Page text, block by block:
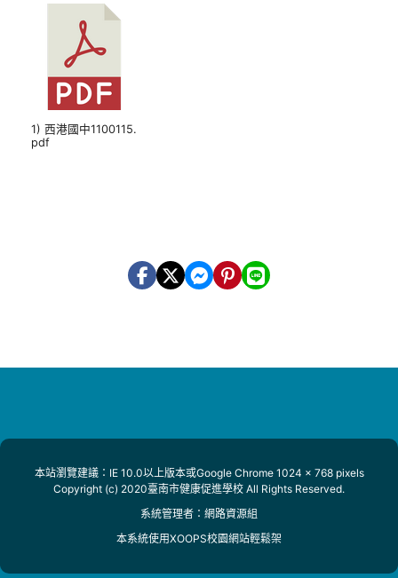
1) 西港國中1100115.
pdf
本站瀏覽建議：IE 10.0以上版本或Google Chrome 1024 x 768 pixels
Copyright (c) 2020臺南市健康促進學校 All Rights Reserved.
系統管理者： 網路資源組
本系統使用XOOPS校園網站輕鬆架